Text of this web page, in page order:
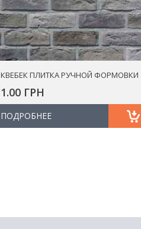
КВЕБЕК ПЛИТКА РУЧНОЙ ФОРМОВКИ
1.00 ГРН
ПОДРОБНЕЕ